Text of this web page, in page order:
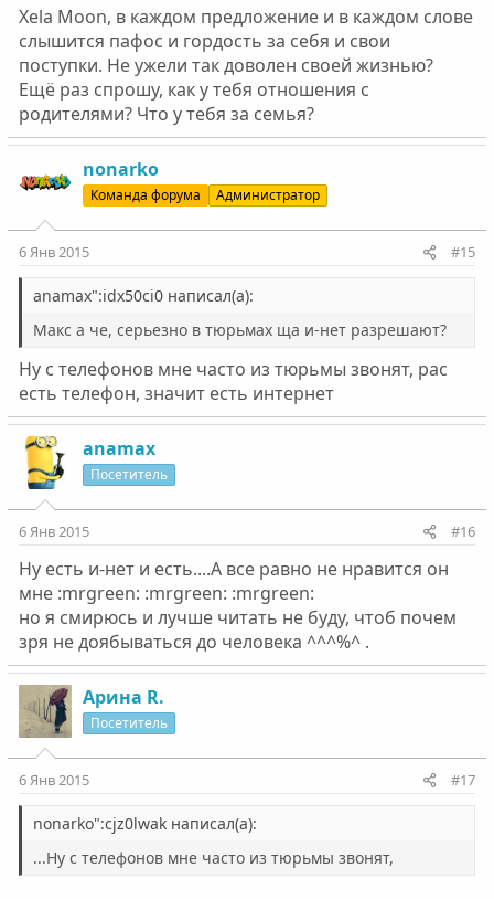
Xela Moon, в каждом предложение и в каждом слове
слышится пафос и гордость за себя и свои
поступки. Не ужели так доволен своей жизнью?
Ещё раз спрошу, как у тебя отношения с
родителями? Что у тебя за семья?
nonarko
Команда форума Администратор
6 Янв 2015 #15
anamax":idx50ci0 написал(а):
Макс а че, серьезно в тюрьмах ща и-нет разрешают?
Ну с телефонов мне часто из тюрьмы звонят, рас
есть телефон, значит есть интернет
anamax
Посетитель
6 Янв 2015 #16
Ну есть и-нет и есть....А все равно не нравится он
мне :mrgreen: :mrgreen: :mrgreen:
но я смирюсь и лучше читать не буду, чтоб почем
зря не доябываться до человека ^^^%^ .
Арина R.
Посетитель
6 Янв 2015 #17
nonarko":cjz0lwak написал(а):
...Ну с телефонов мне часто из тюрьмы звонят,